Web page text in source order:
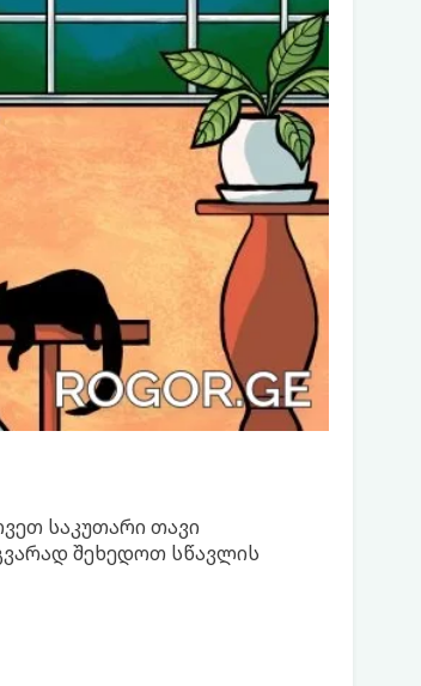
საკუთარი თავი
შეხედოთ სწავლის